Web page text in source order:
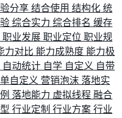
分享 结合使用 结构化 统
综合实力 综合排名 缓存
职业发展 职业定位 职业规
力对比 能力成熟度 能力极
自动统计 自学 自定义 自带
自定义 营销泡沫 落地实
落地能力 虚拟线程 融合
行业定制 行业方案 行业